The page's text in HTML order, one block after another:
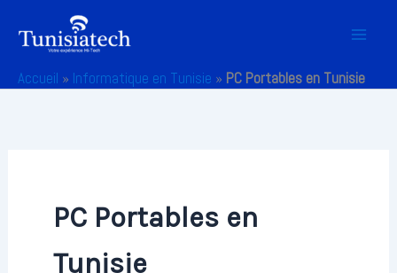
Accueil » Informatique en Tunisie » PC Portables en Tunisie
PC Portables en
Tunisie